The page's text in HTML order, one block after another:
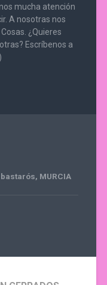
mucha atención
A nosotras nos
¿Quieres
Escríbenos a
, MURCIA